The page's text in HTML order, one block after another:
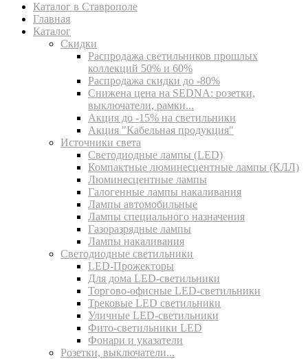
Каталог в Ставрополе
Главная
Каталог
Скидки
Распродажа светильников прошлых
коллекций 50% и 60%
Распродажа скидки до -80%
Cнижена цена на SEDNA: розетки,
выключатели, рамки...
Акция до -15% на светильники
Акция "Кабельная продукция"
Источники света
Светодиодные лампы (LED)
Компактные люминесцентные лампы (КЛЛ)
Люминесцентные лампы
Галогенные лампы накаливания
Лампы автомобильные
Лампы специального назначения
Газоразрядные лампы
Лампы накаливания
Светодиодные светильники
LED-Прожекторы
Для дома LED-светильники
Торгово-офисные LED-светильники
Трековые LED светильники
Уличные LED-светильники
Фито-светильники LED
Фонари и указатели
Розетки, выключатели...